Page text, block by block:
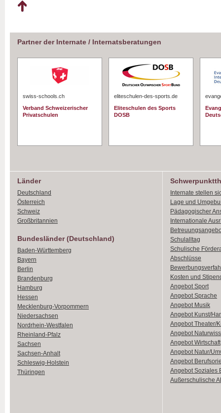
Partner der Internate / Internatsberatungen
swiss-schools.ch
Verband Schweizerischer
Privatschulen
eliteschulen-des-sports.de
Eliteschulen des Sports
DOSB
Länder
Deutschland
Österreich
Schweiz
Großbritannien
Bundesländer (Deutschland)
Baden-Württemberg
Bayern
Berlin
Brandenburg
Hamburg
Hessen
Mecklenburg-Vorpommern
Niedersachsen
Nordrhein-Westfalen
Rheinland-Pfalz
Sachsen
Sachsen-Anhalt
Schleswig-Holstein
Thüringen
Internate stellen
Lage und
Pädagogischer
Internationale
Schulalltag
Schulische
Abschlüsse
Kosten und
Angebot Sport
Angebot Sprache
Angebot Musik
Angebot Kunst/
Angebot Theater/
Angebot
Angebot Wirtschaft
Angebot Natur/
Angebot
Angebot Soziales
Außerschulische